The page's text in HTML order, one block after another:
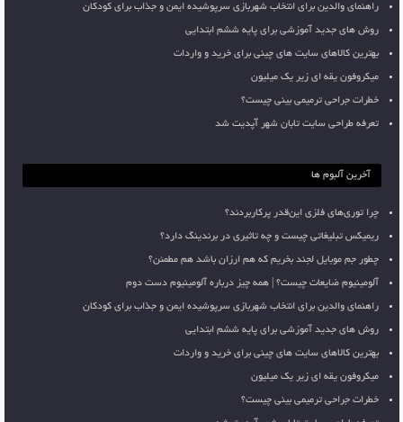
راهنمای والدین برای انتخاب شهربازی سرپوشیده ایمن و جذاب برای کودکان
روش های جدید آموزشی برای پایه ششم ابتدایی
بهترین کالاهای سایت های چینی برای خرید و واردات
میکروفون یقه ای زیر یک میلیون
خطرات جراحی ترمیمی بینی چیست؟
تعرفه طراحی سایت تابان شهر آپدیت شد
آخرین آلبوم ها
چرا توری‌های فلزی این‌قدر پرکاربردند؟
ریمیکس تبلیغاتی چیست و چه تاثیری در برندینگ دارد؟
چطور جم موبایل لجند بخریم که هم ارزان باشد هم مطمئن؟
آلومینیوم ضایعات چیست؟ | همه چیز درباره آلومینیوم دست دوم
راهنمای والدین برای انتخاب شهربازی سرپوشیده ایمن و جذاب برای کودکان
روش های جدید آموزشی برای پایه ششم ابتدایی
بهترین کالاهای سایت های چینی برای خرید و واردات
میکروفون یقه ای زیر یک میلیون
خطرات جراحی ترمیمی بینی چیست؟